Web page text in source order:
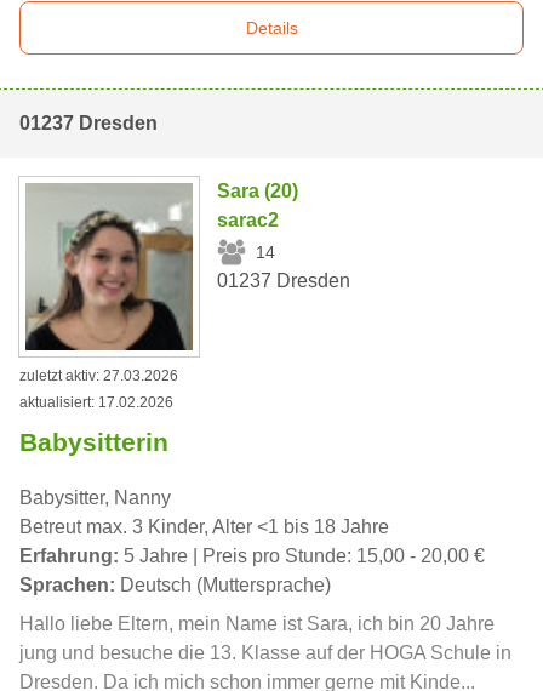
Details
01237 Dresden
Sara (20)
sarac2
14
01237 Dresden
zuletzt aktiv: 27.03.2026
aktualisiert: 17.02.2026
Babysitterin
Babysitter, Nanny
Betreut max. 3 Kinder, Alter <1 bis 18 Jahre
Erfahrung: 5 Jahre | Preis pro Stunde: 15,00 - 20,00 €
Sprachen: Deutsch (Muttersprache)
Hallo liebe Eltern, mein Name ist Sara, ich bin 20 Jahre
jung und besuche die 13. Klasse auf der HOGA Schule in
Dresden. Da ich mich schon immer gerne mit Kinde...